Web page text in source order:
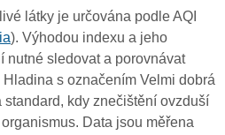
látky je určována podle AQI
). Výhodou indexu a jeho
nutné sledovat a porovnávat
s označením Velmi dobrá
kdy znečištění ovzduší
Data jsou měřena